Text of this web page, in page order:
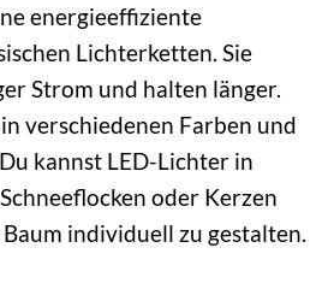
energieeffiziente
Lichterketten. Sie
Strom und halten länger.
verschiedenen Farben und
kannst LED-Lichter in
oder Kerzen
individuell zu gestalten.